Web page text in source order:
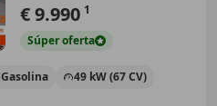
€ 9.990 1
Súperoferta
Gasolina 49 kW (67 CV)